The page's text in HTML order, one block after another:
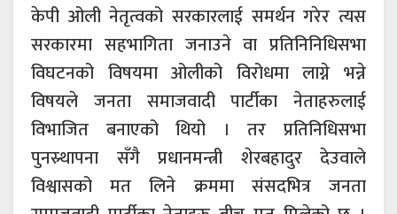
केपी ओली नेतृत्वको सरकारलाई समर्थन गरेर त्यस
सरकारमा सहभागिता जनाउने वा प्रतिनिनिधिसभा
विघटनको विषयमा ओलीको विरोधमा लाग्ने भन्ने
विषयले जनता समाजवादी पार्टीका नेताहरुलाई
विभाजित बनाएको थियो । तर प्रतिनिधिसभा
पुनस्र्थापना सँगै प्रधानमन्त्री शेरबहादुर देउवाले
विश्वासको मत लिने क्रममा संसदभित्र जनता